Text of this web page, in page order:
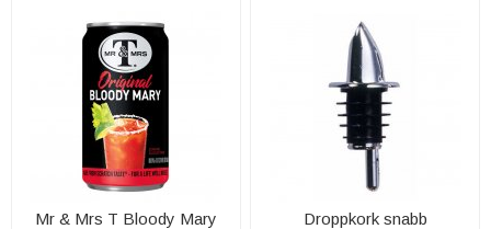
Mr & Mrs T Bloody Mary
Droppkork snabb